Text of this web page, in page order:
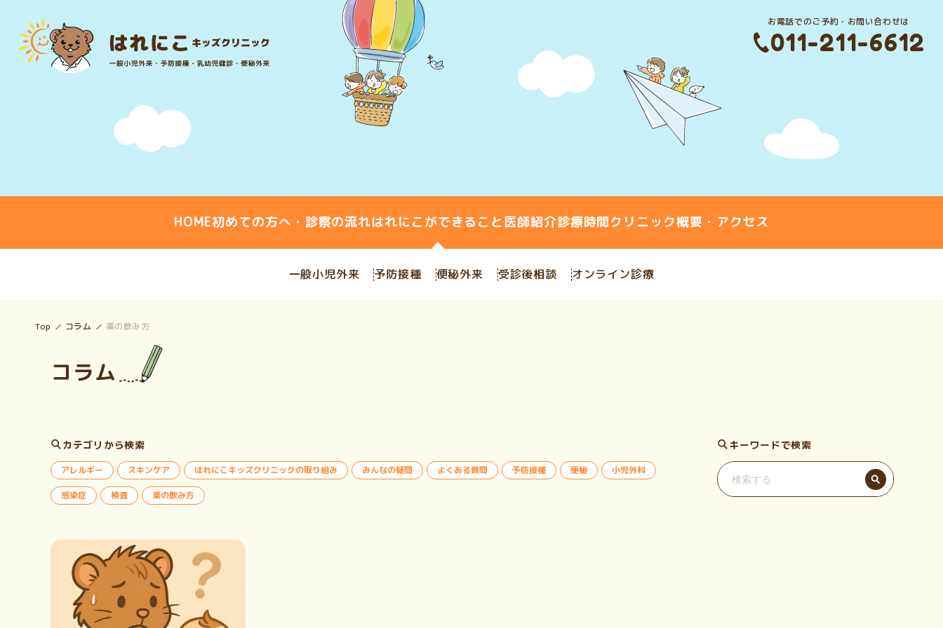
お電話でのご予約・お問い合わせは
011-211-6612
HOME初めての方へ・診察の流れはれにこができること 医師紹介診療時間クリニック概要・アクセス
一般小児外来 予防接種 便秘外来 受診後相談 オンライン診療
Top コラム 薬の飲み方
コラム
カテゴリから検索
アレルギー スキンケア はれにこキッズクリニックの取り組み みんなの疑問 よくある質問 予防接種 便秘 小児外科
感染症 検査 薬の飲み方
キーワードで検索